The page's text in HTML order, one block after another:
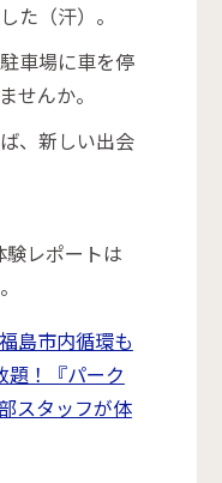
た（汗）。
車場に車を停
せんか。
、新しい出会
験レポートは
島市内循環も
題！『パーク
スタッフが体